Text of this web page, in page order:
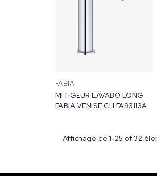
FABIA
MITIGEUR LAVABO LONG
FABIA VENISE CH FA93113A
Affichage de 1-25 of 32